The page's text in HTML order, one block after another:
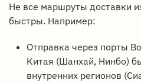
Не все маршруты доставки
быстры. Например:
Отправка через порты
Китая (Шанхай, Нинбо)
внутренних регионов